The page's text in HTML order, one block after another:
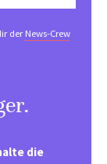
derNews-Crew
die